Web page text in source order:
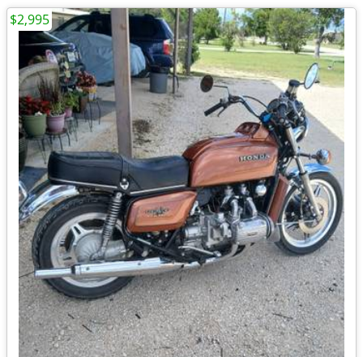
$2,995